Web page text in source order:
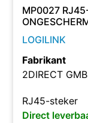
MP0027
LOGILINK
Fabrikant
2DIRECT
RJ45-steker
Direct